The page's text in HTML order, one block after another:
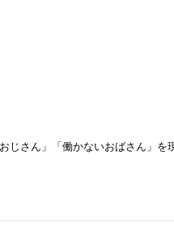
じさん」「働かないおばさん」を